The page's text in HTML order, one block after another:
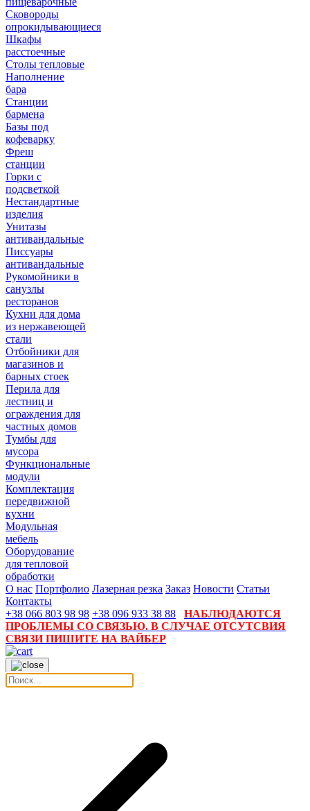
Сковороды
опрокидывающиеся
Шкафы
расстоечные
Столы тепловые
Наполнение
бара
Станции
бармена
Базы под
кофеварку
Фреш
станции
Горки с
подсветкой
Нестандартные
изделия
Унитазы
антивандальные
Писсуары
антивандальные
Рукомойники в
санузлы
ресторанов
Кухни для дома
из нержавеющей
стали
Отбойники для
магазинов и
барных стоек
Перила для
лестниц и
ограждения для
частных домов
Тумбы для
мусора
Функциональные
модули
Комплектация
передвижной
кухни
Модульная
мебель
Оборудование
для тепловой
обработки
О нас Портфолио Лазерная резка Заказ Новости Статьи
Контакты
+38 066 803 98 98 +38 096 933 38 88
НАБЛЮДАЮТСЯ
ПРОБЛЕМЫ СО СВЯЗЬЮ. В СЛУЧАЕ ОТСУТСВИЯ
СВЯЗИ ПИШИТЕ НА ВАЙБЕР